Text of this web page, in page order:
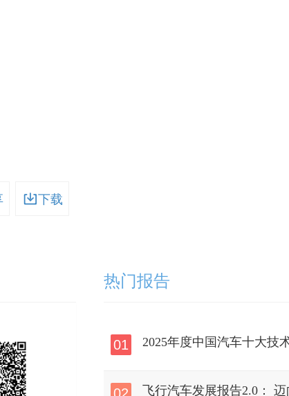
下载
热门报告
01 2025年度中国汽车十大技
飞行汽车发展报告2.0：